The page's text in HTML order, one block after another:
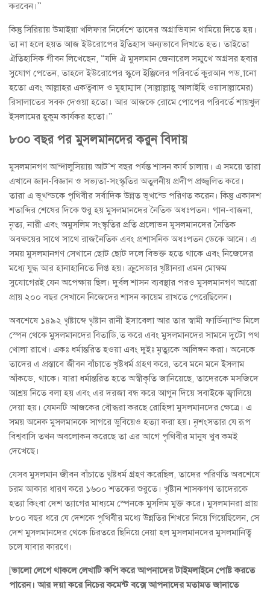
করবেন।”
কিন্তু সিরিয়ায় উমাইয়া খলিফার নির্দেশে তাদের অগ্রাভিযান থামিয়ে দিতে হয়।
তা না হলে হয়ত আজ ইউরোপের ইতিহাস অন্যভাবে লিখতে হত। তাইতো
ঐতিহাসিক গীবন লিখেছেন, “যদি ঐ মুসলমান জেনারেল সম্মুখে অগ্রসর হবার
সুযোগ পেতেন, তাহলে ইউরোপের স্কুলে ইঞ্জিলের পরিবর্তে কুরআন পড়ানো
হতো এবং আল্লাহর একত্ববাদ ও মুহাম্মাদ (সাল্লাল্লাহু আলাইহি ওয়াসাল্লামের)
রিসালাতের সবক দেওয়া হতো। আর আজকে রোমে পোপের পরিবর্তে শায়খুল
ইসলামের হুকুম কার্যকর হতো।”
৮০০ বছর পর মুসলমানদের করুন বিদায়
মুসলমানগণ আন্দালুসিয়ায় আট’শ বছর পর্যন্ত শাসন কার্য চালায়। এ সময়ে তারা
এখানে জ্ঞান-বিজ্ঞান ও সভ্যতা-সংস্কৃতির অতুলনীয় প্রদীপ প্রজ্জ্বলিত করে।
তারা এ ভূখন্ডকে পৃথিবীর সর্বাদিক উন্নত ভূখন্ডে পরিণত করেন। কিন্তু একাদশ
শতাব্দির শেষের দিকে শুরু হয় মুসলমানদের নৈতিক অধঃপতন। গান-বাজনা,
নৃত্য, নারী এবং অমুসলিম সংস্কৃতির প্রতি প্রলোভন মুসলমানদের নৈতিক
অবক্ষয়ের সাথে সাথে রাজনৈতিক এবং প্রশাসনিক অধঃপতন ডেকে আনে। এ
সময় মুসলমানগণ সেখানে ছোট ছোট দলে বিভক্ত হতে থাকে এবং নিজেদের
মধ্যে যুদ্ধ আর হানাহানিতে লিপ্ত হয়। ক্রুসেডার খৃষ্টানরা এমন মোক্ষম
সুযোগেরই যেন অপেক্ষায় ছিল। দুর্বল শাসন ব্যবস্থার পরও মুসলমানগণ আরো
প্রায় ২০০ বছর সেখানে নিজেদের শাসন কায়েম রাখতে পেরেছিলেন।
অবশেষে ১৪৯২ খৃষ্টাব্দে খৃষ্টান রানী ইসাবেলা আর তার স্বামী ফার্ডিন্যান্ড মিলে
স্পেন থেকে মুসলমানদের বিতাড়িত করে এবং মুসলমানদের সামনে দুটো পথ
খোলা রাখে। একঃ ধর্মান্তরিত হওয়া এবং দুইঃ মৃত্যুকে আলিঙ্গন করা। অনেকে
তাদের এ প্রস্তাবে জীবন বাঁচাতে খৃষ্টধর্ম গ্রহণ করে, তবে মনে মনে ইসলাম
আঁকড়ে থাকে। যারা ধর্মান্তরিত হতে অস্বীকৃতি জানিয়েছে, তাদেরকে মসজিদে
আশ্রয় নিতে বলা হয় এবং এর দরজা বন্ধ করে আগুন দিয়ে সবাইকে জ্বালিয়ে
দেয়া হয়। যেমনটি আজকের বৌদ্ধরা করছে রোহিঙ্গা মুসলমানদের ক্ষেত্রে। এ
সময় অনেক মুসলমানকে সাগরে ডুবিয়েও হত্যা করা হয়। নৃশংসতার যে রূপ
বিশ্ববাসি তখন অবলোকন করেছে তা এর আগে পৃথিবীর মানুষ খুব কমই
দেখেছে।
যেসব মুসলমান জীবন বাঁচাতে খৃষ্টধর্ম গ্রহণ করেছিল, তাদের পরিণতি অবশেষে
চরম আকার ধারণ করে ১৬০০ শতকের শুরুতে। খৃষ্টান শাসকগণ তাদেরকে
হত্যা কিংবা দেশ ত্যাগের মাধ্যমে স্পেনকে মুসলিম মুক্ত করে। মুসলমানরা প্রায়
৮০০ বছর ধরে যে দেশকে পৃথিবীর মধ্যে উন্নতির শিখরে নিয়ে গিয়েছিলেন, সে
দেশ মুসলমানদের থেকে চিরতরে ছিনিয়ে নেয়া হল মুসলমানদের মুসলমানিত্ব
চলে যাবার কারণে।
[ভালো লেগে থাকলে লেখাটি কপি করে আপনাদের টাইমলাইনে পোষ্ট করতে
পারেন। আর দয়া করে নিচের কমেন্ট বক্সে আপনাদের মতামত জানাতে